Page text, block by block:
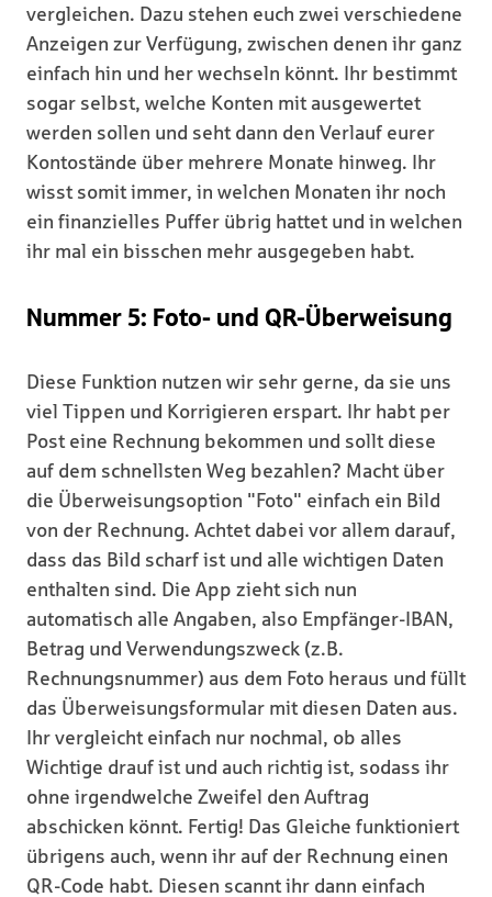
vergleichen. Dazu stehen euch zwei verschiedene
Anzeigen zur Verfügung, zwischen denen ihr ganz
einfach hin und her wechseln könnt. Ihr bestimmt
sogar selbst, welche Konten mit ausgewertet
werden sollen und seht dann den Verlauf eurer
Kontostände über mehrere Monate hinweg. Ihr
wisst somit immer, in welchen Monaten ihr noch
ein finanzielles Puffer übrig hattet und in welchen
ihr mal ein bisschen mehr ausgegeben habt.
Nummer 5: Foto- und QR-Überweisung
Diese Funktion nutzen wir sehr gerne, da sie uns
viel Tippen und Korrigieren erspart. Ihr habt per
Post eine Rechnung bekommen und sollt diese
auf dem schnellsten Weg bezahlen? Macht über
die Überweisungsoption "Foto" einfach ein Bild
von der Rechnung. Achtet dabei vor allem darauf,
dass das Bild scharf ist und alle wichtigen Daten
enthalten sind. Die App zieht sich nun
automatisch alle Angaben, also Empfänger-IBAN,
Betrag und Verwendungszweck (z.B.
Rechnungsnummer) aus dem Foto heraus und füllt
das Überweisungsformular mit diesen Daten aus.
Ihr vergleicht einfach nur nochmal, ob alles
Wichtige drauf ist und auch richtig ist, sodass ihr
ohne irgendwelche Zweifel den Auftrag
abschicken könnt. Fertig! Das Gleiche funktioniert
übrigens auch, wenn ihr auf der Rechnung einen
QR-Code habt. Diesen scannt ihr dann einfach